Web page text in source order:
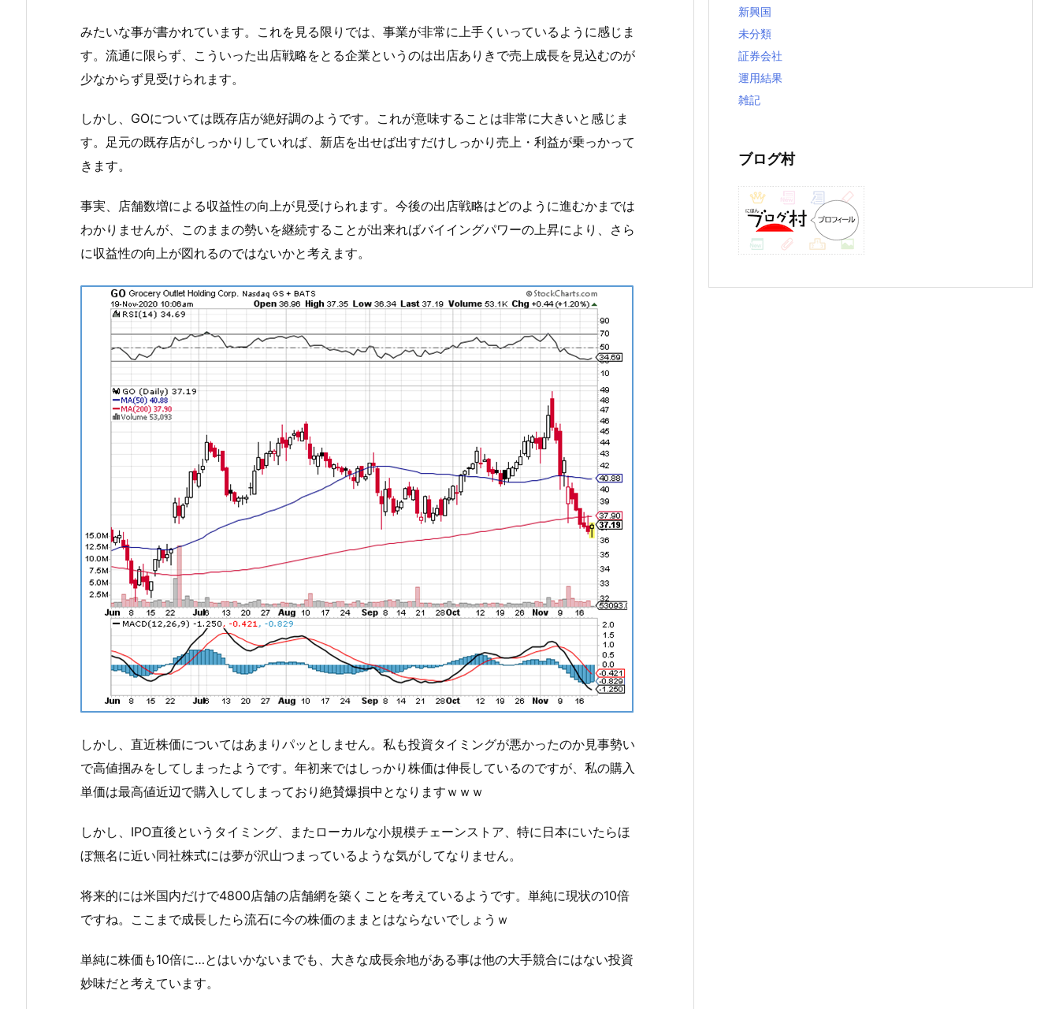
みたいな事が書かれています。これを見る限りでは、事業が非常に上手くいっているように感じま
す。流通に限らず、こういった出店戦略をとる企業というのは出店ありきで売上成長を見込むのが
少なからず見受けられます。
しかし、GOについては既存店が絶好調のようです。これが意味することは非常に大きいと感じま
す。足元の既存店がしっかりしていれば、新店を出せば出すだけしっかり売上・利益が乗っかって
きます。
事実、店舗数増による収益性の向上が見受けられます。今後の出店戦略はどのように進むかまでは
わかりませんが、このままの勢いを継続することが出来ればバイイングパワーの上昇により、さら
に収益性の向上が図れるのではないかと考えます。
しかし、直近株価についてはあまりパッとしません。私も投資タイミングが悪かったのか見事勢い
で高値掴みをしてしまったようです。年初来ではしっかり株価は伸長しているのですが、私の購入
単価は最高値近辺で購入してしまっており絶賛爆損中となりますｗｗｗ
しかし、IPO直後というタイミング、またローカルな小規模チェーンストア、特に日本にいたらほ
ぼ無名に近い同社株式には夢が沢山つまっているような気がしてなりません。
将来的には米国内だけで4800店舗の店舗網を築くことを考えているようです。単純に現状の10倍
ですね。ここまで成長したら流石に今の株価のままとはならないでしょうｗ
単純に株価も10倍に…とはいかないまでも、大きな成長余地がある事は他の大手競合にはない投資
妙味だと考えています。
新興国
未分類
証券会社
運用結果
雑記
ブログ村